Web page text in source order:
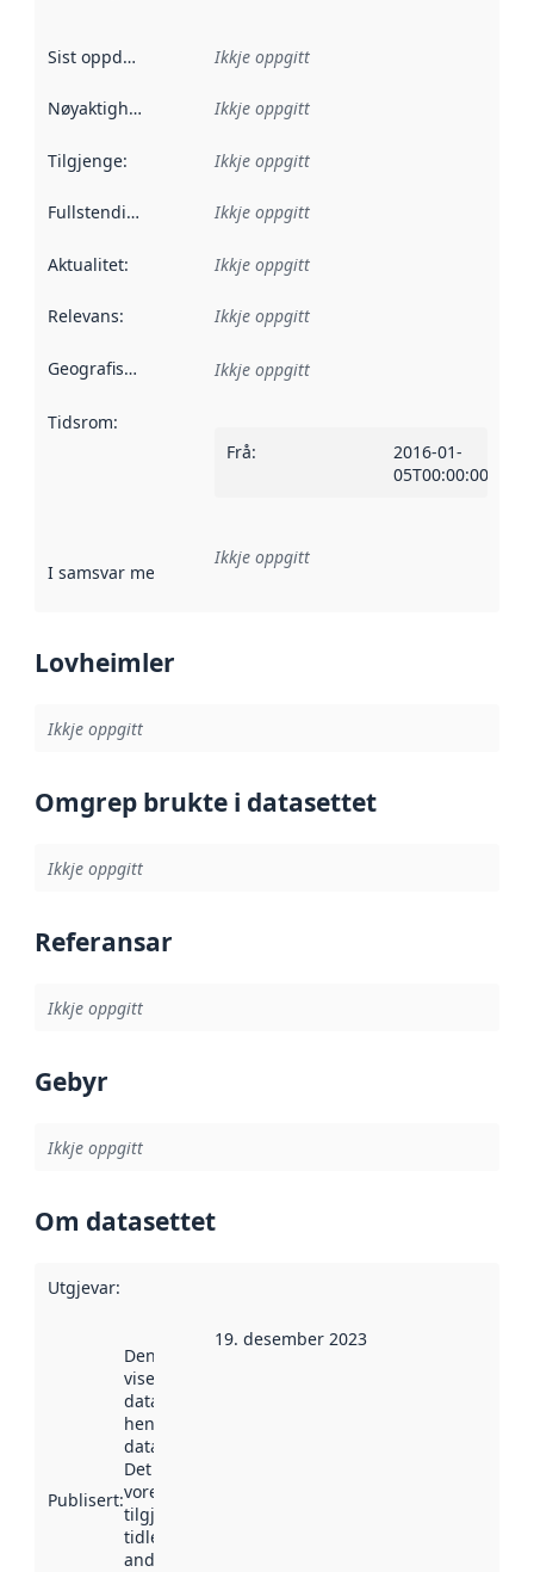
Sist oppdatert Ikkje oppgitt
Nøyaktigheit Ikkje oppgitt
Tilgjenge: Ikkje oppgitt
Fullstendigheit Ikkje oppgitt
Aktualitet: Ikkje oppgitt
Relevans: Ikkje oppgitt
Geografisk område Ikkje oppgitt
Tidsrom:
Frå:
2016-01-
05T00:00:00Z
I samsvar med Referanse til ei implementeringsregel eller
Ikkje oppgitt
Lovheimler
Ikkje oppgitt
Omgrep brukte i datasettet
Ikkje oppgitt
Referansar
Ikkje oppgitt
Gebyr
Ikkje oppgitt
Om datasettet
Utgjevar:
Publisert:
Denne datoen
viser når
datasettet vart
henta inn av
data.norge.no.
Det kan ha
vore
tilgjengeleg
tidlegare
andre stader.
19. desember 2023